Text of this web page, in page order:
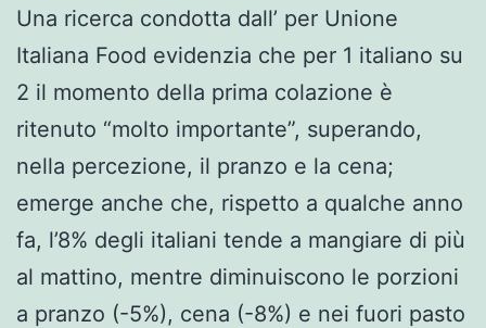
Una ricerca condotta dall’ per Unione
Italiana Food evidenzia che per 1 italiano su
2 il momento della prima colazione è
ritenuto “molto importante”, superando,
nella percezione, il pranzo e la cena;
emerge anche che, rispetto a qualche anno
fa, l’8% degli italiani tende a mangiare di più
al mattino, mentre diminuiscono le porzioni
a pranzo (-5%), cena (-8%) e nei fuori pasto